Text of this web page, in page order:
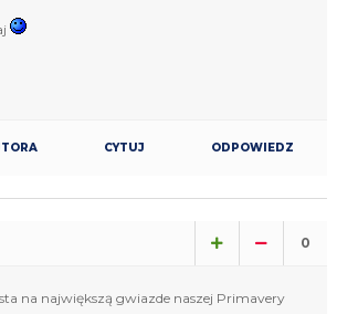
CYTUJ ODPOWIEDZ
0
na największą gwiazde naszej Primavery